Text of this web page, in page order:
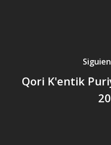
Qori K'entik